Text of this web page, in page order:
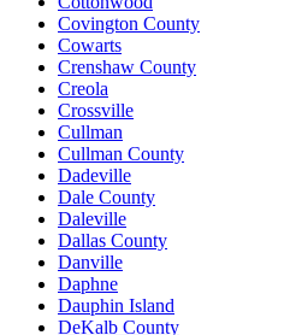
Covington County
Cowarts
Crenshaw County
Creola
Crossville
Cullman
Cullman County
Dadeville
Dale County
Daleville
Dallas County
Danville
Daphne
Dauphin Island
DeKalb County